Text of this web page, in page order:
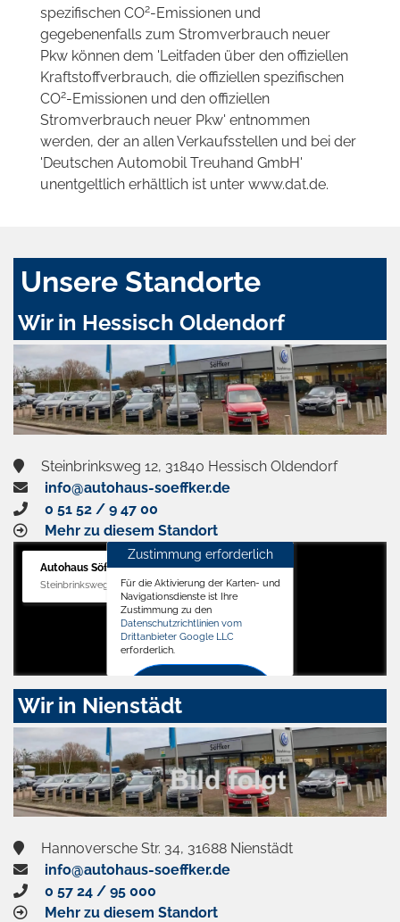
spezifischen CO2-Emissionen und
gegebenenfalls zum Stromverbrauch neuer
Pkw können dem 'Leitfaden über den offiziellen
Kraftstoffverbrauch, die offiziellen spezifischen
CO2-Emissionen und den offiziellen
Stromverbrauch neuer Pkw' entnommen
werden, der an allen Verkaufsstellen und bei der
'Deutschen Automobil Treuhand GmbH'
unentgeltlich erhältlich ist unter www.dat.de.
Unsere Standorte
Wir in Hessisch Oldendorf
Steinbrinksweg 12, 31840 Hessisch Oldendorf
info@autohaus-soeffker.de
0 51 52 / 9 47 00
Mehr zu diesem Standort
Autohaus Söffker GmbH
Steinbrinksweg 12, 31840 Hessisch Oldendorf
Zustimmung erforderlich
Für die Aktivierung der Karten- und
Navigationsdienste ist Ihre
Zustimmung zu den
Datenschutzrichtlinien vom
Drittanbieter Google LLC
erforderlich.
Zustimmen
aktivieren
Wir in Nienstädt
Hannoversche Str. 34, 31688 Nienstädt
info@autohaus-soeffker.de
0 57 24 / 95 000
Mehr zu diesem Standort